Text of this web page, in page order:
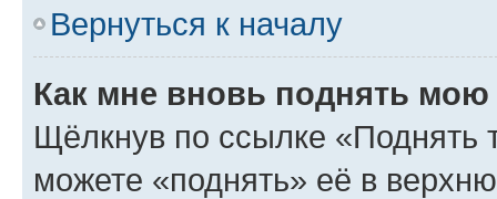
Вернуться к началу
Как мне вновь поднять мою
Щёлкнув по ссылке «Поднять
можете «поднять» её в